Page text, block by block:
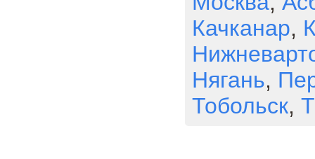
Качканар,
Нягань,
Тобольск,